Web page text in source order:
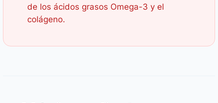
de los ácidos grasos Omega-3 y el
colágeno.